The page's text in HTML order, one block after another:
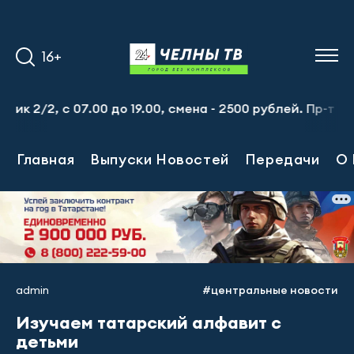
16+
с 07.00 до 19.00, смена - 2500 рублей. Пр-т
Главная Выпуски Новостей Передачи О
admin #центральные новости
Изучаем татарский алфавит с
детьми